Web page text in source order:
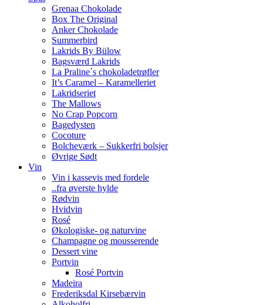
Grenaa Chokolade
Box The Original
Anker Chokolade
Summerbird
Lakrids By Bülow
Bagsværd Lakrids
La Praline´s chokoladetrøfler
It’s Caramel – Karamelleriet
Lakridseriet
The Mallows
No Crap Popcorn
Bagedysten
Cocoture
Bolcheværk – Sukkerfri bolsjer
Øvrige Sødt
Vin
Vin i kassevis med fordele
..fra øverste hylde
Rødvin
Hvidvin
Rosé
Økologiske- og naturvine
Champagne og mousserende
Dessert vine
Portvin
Rosé Portvin
Madeira
Frederiksdal Kirsebærvin